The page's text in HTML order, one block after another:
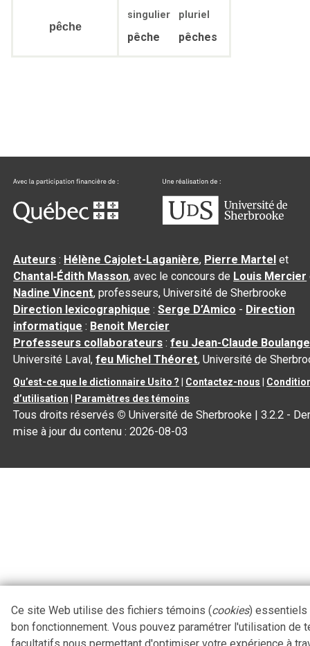
pêche
singulier pluriel
pêche pêches
Auteurs : Hélène Cajolet-Laganière, Pierre Martel et
Chantal‑Édith Masson, avec le concours de Louis Mercier
Nadine Vincent, professeurs, Université de Sherbrooke
Direction lexicographique :Serge D’Amico - Direction
informatique : Benoit Mercier
Professeurs collaborateurs :feu Jean-Claude
Université Laval,feu Michel Théoret, Université de
Qu’est-ce que le dictionnaire Usito ? Contactez-nous
d’utilisation
Paramètres des témoins
Tous droits réservés © Université de Sherbrooke |3.2.2 -
mise à jour du contenu :2026-08-03
Ce site Web utilise des fichiers témoins (cookies) essentiels
bon fonctionnement. Vous pouvez paramétrer l'utilisation de